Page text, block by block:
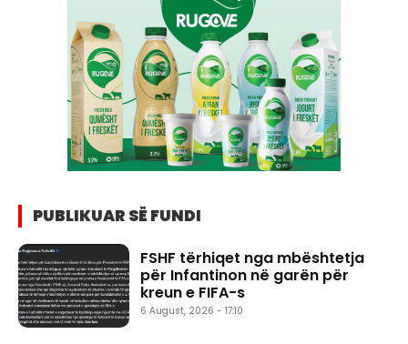
PUBLIKUAR SË FUNDI
FSHF tërhiqet nga mbështetja
për Infantinon në garën për
kreun e FIFA-s
6 August, 2026 - 17:10